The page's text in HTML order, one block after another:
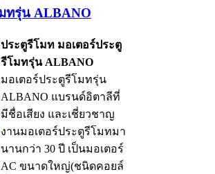
ทรุ่น ALBANO
ประตูรีโมท มอเตอร์ประตู
รีโมทรุ่น ALBANO
มอเตอร์ประตูรีโมทรุ่น
ALBANO แบรนด์อิตาลีที่
มีชื่อเสียง และเชี่ยวชาญ
งานมอเตอร์ประตูรีโมทมา
นานกว่า 30 ปี เป็นมอเตอร์
AC ขนาดใหญ่(ชนิดคอยล์